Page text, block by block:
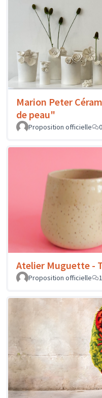
Marion Peter
de peau"
Proposition officielle 0
Atelier Muguette -
Proposition officielle 1